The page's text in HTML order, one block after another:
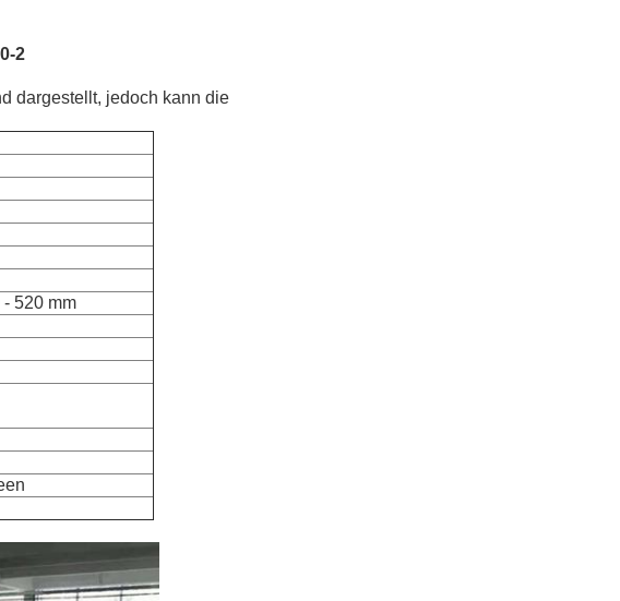
2
dargestellt, jedoch kann die
520 mm